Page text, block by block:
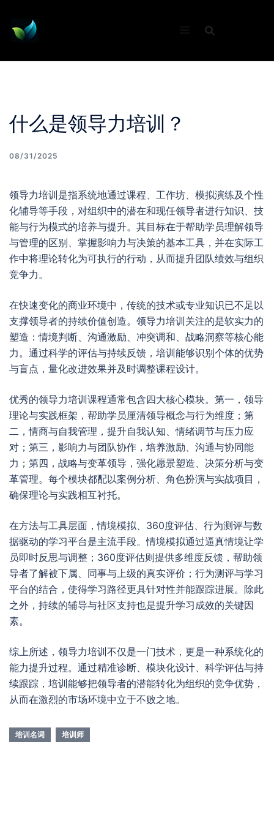
content
什么是领导力培训？
08/31/2025
领导力培训是指系统地通过课程、工作坊、模拟演练及个性
化辅导等手段，对组织中的潜在和现任领导者进行知识、技
能与行为模式的培养与提升。其目标在于帮助学员理解领导
与管理的区别、掌握影响力与决策的基本工具，并在实际工
作中将理论转化为可执行的行动，从而提升团队绩效与组织
竞争力。
在快速变化的商业环境中，传统的技术或专业知识已不足以
支撑领导者的持续价值创造。领导力培训关注的是软实力的
塑造：情境判断、沟通激励、冲突调和、战略洞察等核心能
力。通过科学的评估与持续反馈，培训能够识别个体的优势
与盲点，量化改进效果并及时调整课程设计。
优秀的领导力培训课程通常包含四大核心模块。第一，领导
理论与实践框架，帮助学员厘清领导概念与行为维度；第
二，情商与自我管理，提升自我认知、情绪调节与压力应
对；第三，影响力与团队协作，培养激励、沟通与协同能
力；第四，战略与变革领导，强化愿景塑造、决策分析与变
革管理。每个模块都配以案例分析、角色扮演与实战项目，
确保理论与实践相互衬托。
在方法与工具层面，情境模拟、360度评估、行为测评与数
据驱动的学习平台是主流手段。情境模拟通过逼真情境让学
员即时反思与调整；360度评估则提供多维度反馈，帮助领
导者了解被下属、同事与上级的真实评价；行为测评与学习
平台的结合，使得学习路径更具针对性并能跟踪进展。除此
之外，持续的辅导与社区支持也是提升学习成效的关键因
素。
综上所述，领导力培训不仅是一门技术，更是一种系统化的
能力提升过程。通过精准诊断、模块化设计、科学评估与持
续跟踪，培训能够把领导者的潜能转化为组织的竞争优势，
从而在激烈的市场环境中立于不败之地。
培训名词 培训师